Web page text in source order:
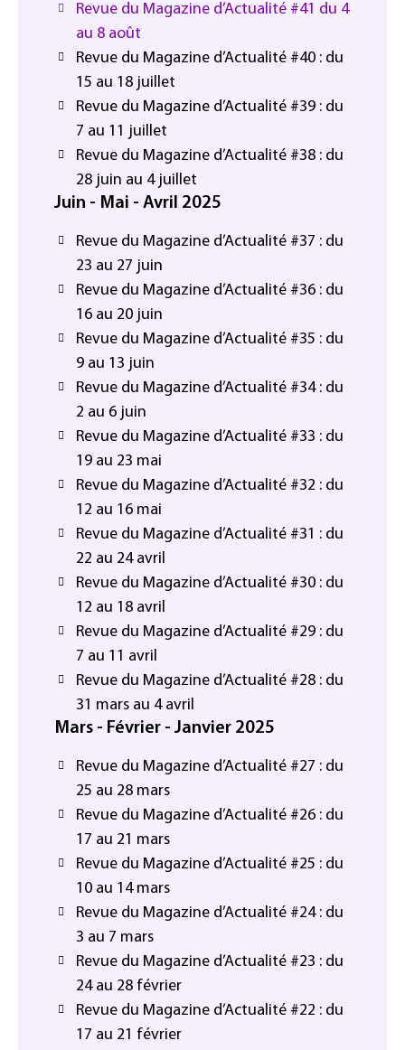
Revue du Magazine d’Actualité #41 du 4
au 8 août
Revue du Magazine d’Actualité #40 : du
15 au 18 juillet
Revue du Magazine d’Actualité #39 : du
7 au 11 juillet
Revue du Magazine d’Actualité #38 : du
28 juin au 4 juillet
Juin - Mai - Avril 2025
Revue du Magazine d’Actualité #37 : du
23 au 27 juin
Revue du Magazine d’Actualité #36 : du
16 au 20 juin
Revue du Magazine d’Actualité #35 : du
9 au 13 juin
Revue du Magazine d’Actualité #34 : du
2 au 6 juin
Revue du Magazine d’Actualité #33 : du
19 au 23 mai
Revue du Magazine d’Actualité #32 : du
12 au 16 mai
Revue du Magazine d’Actualité #31 : du
22 au 24 avril
Revue du Magazine d’Actualité #30 : du
12 au 18 avril
Revue du Magazine d’Actualité #29 : du
7 au 11 avril
Revue du Magazine d’Actualité #28 : du
31 mars au 4 avril
Mars - Février - Janvier 2025
Revue du Magazine d’Actualité #27 : du
25 au 28 mars
Revue du Magazine d’Actualité #26 : du
17 au 21 mars
Revue du Magazine d’Actualité #25 : du
10 au 14 mars
Revue du Magazine d’Actualité #24 : du
3 au 7 mars
Revue du Magazine d’Actualité #23 : du
24 au 28 février
Revue du Magazine d’Actualité #22 : du
17 au 21 février